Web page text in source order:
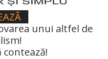
unui altfel de
contează!